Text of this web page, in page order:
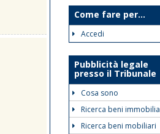
Come fare per...
Accedi
Pubblicità legale
presso il Tribunale
Cosa sono
Ricerca beni
Ricerca beni mobiliari